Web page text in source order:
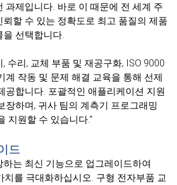
과제입니다. 바로 이 때문에 전 세계 주
뢰할 수 있는 정확도로 최고 품질의 제품
선택합니다.
수리, 교체 부품 및 재공구화, ISO 9000
계 작동 및 문제 해결 교육을 통해 선제
공합니다. 포괄적인 애플리케이션 지원
장하며, 귀사 팀의 계측기 프로그래밍
지원할 수 있습니다.”
드
는 최신 기능으로 업그레이드하여
치를 극대화하십시오. 구형 전자부품 교